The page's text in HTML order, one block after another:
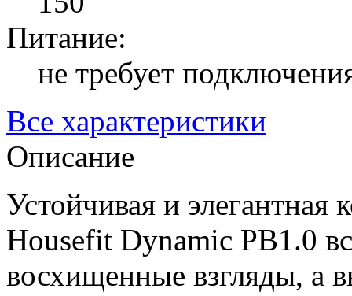
Питание:
не требует
Все характеристики
Описание
Устойчивая и элегантная
Housefit Dynamic PB1.0
восхищенные взгляды, а